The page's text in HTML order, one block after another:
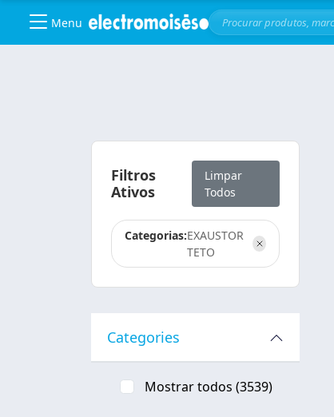
Menu
Filtros
Ativos
Limpar
Todos
Categorias:EXAUSTOR
TETO
Categories
Mostrar todos (3539)